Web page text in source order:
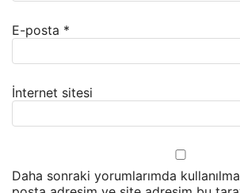
E-posta *
İnternet sitesi
Daha sonraki yorumlarımda